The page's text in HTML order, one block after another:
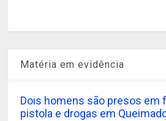
Matéria em evidência
Dois homens são presos em
pistola e drogas em